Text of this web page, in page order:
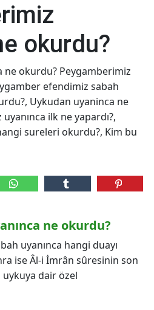
okurdu?
ne okurdu? Peygamberimiz
efendimiz sabah
Uykudan uyaninca ne
ilk ne yapardı?,
sureleri okurdu?, Kim bu
ne okurdu?
uyanınca hangi duayı
ise Âl-i İmrân sûresinin son
dair özel